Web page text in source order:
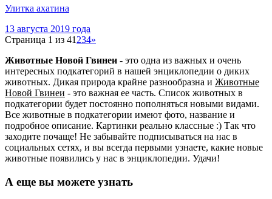
Улитка ахатина
13 августа 2019 года
Страница 1 из 41 234»
Животные Новой Гвинеи - это одна из важных и очень
интересных подкатегорий в нашей энциклопедии о диких
животных. Дикая природа крайне разнообразна и Животные
Новой Гвинеи - это важная ее часть. Список животных в
подкатегории будет постоянно пополняться новыми видами.
Все животные в подкатегории имеют фото, название и
подробное описание. Картинки реально классные :) Так что
заходите почаще! Не забывайте подписываться на нас в
социальных сетях, и вы всегда первыми узнаете, какие новые
животные появились у нас в энциклопедии. Удачи!
А еще вы можете узнать